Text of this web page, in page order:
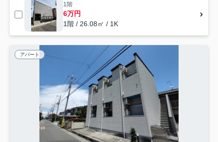
1階
6万円
1階 / 26.08㎡ / 1K
アパート